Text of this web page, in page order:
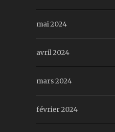
mai 2024
avril 2024
mars 2024
février 2024